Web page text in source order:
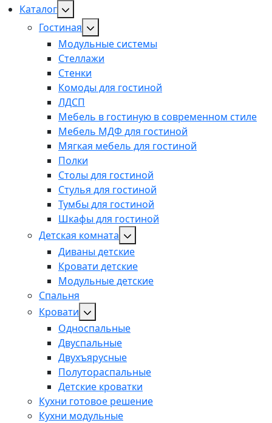
Каталог
Гостиная
Модульные системы
Стеллажи
Стенки
Комоды для гостиной
ЛДСП
Мебель в гостиную в современном стиле
Мебель МДФ для гостиной
Мягкая мебель для гостиной
Полки
Столы для гостиной
Стулья для гостиной
Тумбы для гостиной
Шкафы для гостиной
Детская комната
Диваны детские
Кровати детские
Модульные детские
Спальня
Кровати
Односпальные
Двуспальные
Двухъярусные
Полутораспальные
Детские кроватки
Кухни готовое решение
Кухни модульные